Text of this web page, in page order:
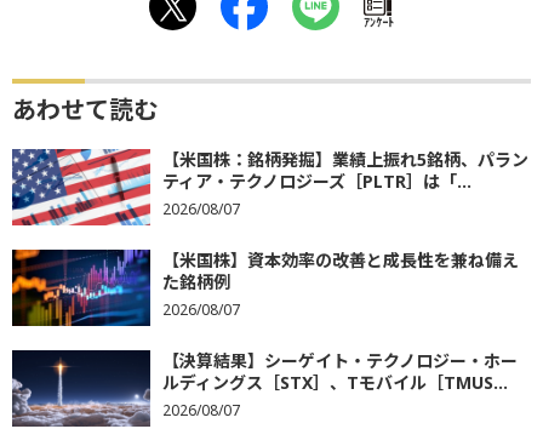
ｱﾝｹｰﾄ
あわせて読む
【米国株：銘柄発掘】業績上振れ5銘柄、パラン
ティア・テクノロジーズ［PLTR］は「...
2026/08/07
【米国株】資本効率の改善と成長性を兼ね備え
た銘柄例
2026/08/07
【決算結果】シーゲイト・テクノロジー・ホー
ルディングス［STX］、Tモバイル［TMUS...
2026/08/07